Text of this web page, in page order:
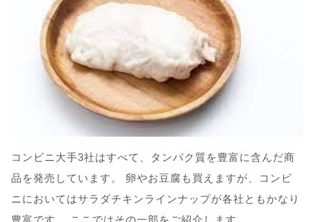
コンビニ大手3社はすべて、タンパク質を豊富に含んだ商
品を発売しています。 卵やお豆腐も買えますが、コンビ
ニにおいてはサラダチキンラインナップが各社ともかなり
豊富です。 ここではその一部をご紹介します。